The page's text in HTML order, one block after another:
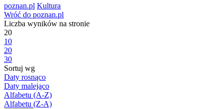
poznan.pl Kultura
Wróć do poznan.pl
Liczba wyników na stronie
20
10
20
30
Sortuj wg
Daty rosnąco
Daty malejąco
Alfabetu (A-Z)
Alfabetu (Z-A)